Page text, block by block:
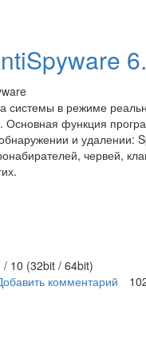
системы в режиме
Основная функция
и удалении:
червей,
10 (32bit / 64bit)
комментарий